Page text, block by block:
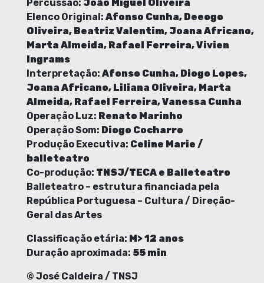
Percussão: João Miguel Oliveira
Elenco Original: Afonso Cunha, Deeogo
Oliveira, Beatriz Valentim, Joana Africano,
Marta Almeida, Rafael Ferreira, Vivien
Ingrams
Interpretação: Afonso Cunha, Diogo Lopes,
Joana Africano, Liliana Oliveira, Marta
Almeida, Rafael Ferreira, Vanessa Cunha
Operação Luz: Renato Marinho
Operação Som: Diogo Cocharro
Produção Executiva: Celine Marie /
balleteatro
Co-produção: TNSJ/TECA e Balleteatro
Balleteatro – estrutura financiada pela
República Portuguesa – Cultura / Direção-
Geral das Artes
Classificação etária: M> 12 anos
Duração aproximada: 55 min
© José Caldeira / TNSJ